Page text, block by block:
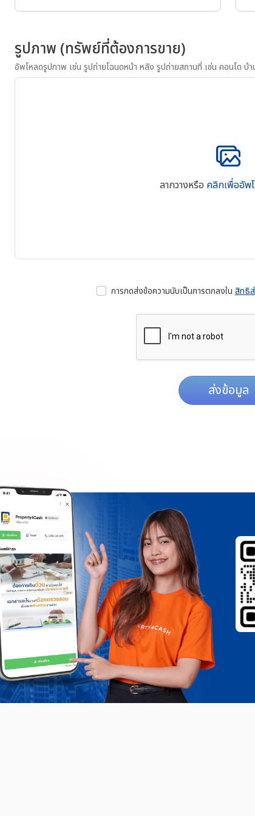
รูปภาพ (ทรัพย์ที่ต้องการขาย)
อัพโหลดรูปภาพ เช่น รูปถ่ายโฉนดหน้า หลัง รูปถ่ายสถานที่ เช่น คอนโด บ้
ลากวางหรือ คลิกเพื่ออัพ
การกดส่งข้อความนับเป็นการตกลงใน สิทธิ
ส่งข้อมูล